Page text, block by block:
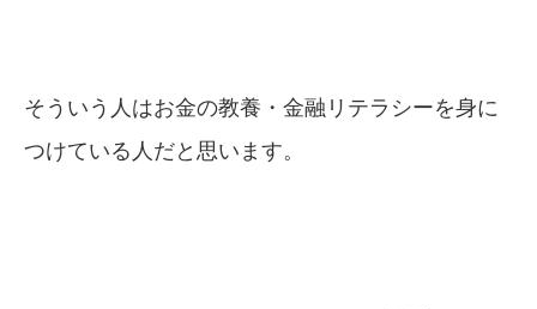
そういう人はお金の教養・金融リテラシーを身に
つけている人だと思います。